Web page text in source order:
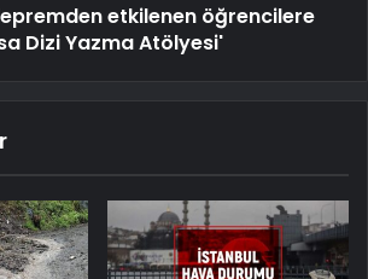
etkilenen öğrencilere
Dizi Yazma Atölyesi'